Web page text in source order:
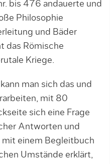
bis 476 andauerte und
Philosophie
und Bäder
das Römische
Kriege.
kann man sich das und
mit 80
sich eine Frage
Antworten und
einem Begleitbuch
Umstände erklärt,